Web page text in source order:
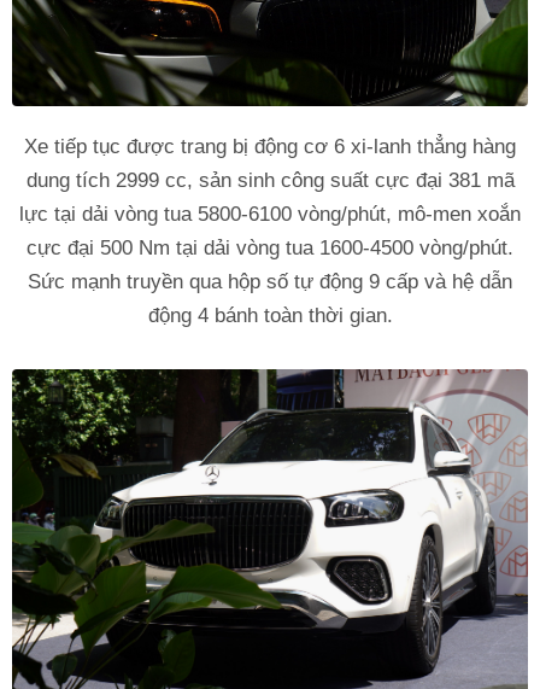
Xe tiếp tục được trang bị động cơ 6 xi-lanh thẳng hàng
dung tích 2999 cc, sản sinh công suất cực đại 381 mã
lực tại dải vòng tua 5800-6100 vòng/phút, mô-men xoắn
cực đại 500 Nm tại dải vòng tua 1600-4500 vòng/phút.
Sức mạnh truyền qua hộp số tự động 9 cấp và hệ dẫn
động 4 bánh toàn thời gian.